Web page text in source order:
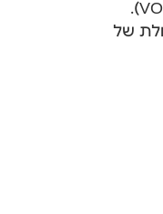
עובשים, שמרים, גז אתילן ו-5,000 סוגים של חומרים אורגניים נדיפים (VOC).
של